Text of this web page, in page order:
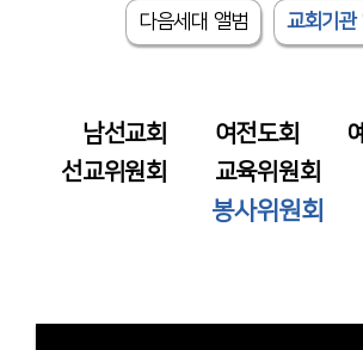
# 첨부 18.크기변환_DSC_2797.JPG
# 첨부 19.크기변환_DSC_2801.JPG
다음세대 앨범 교회기관
남선교회 여전도회
선교위원회
교육위원회
봉사위원회